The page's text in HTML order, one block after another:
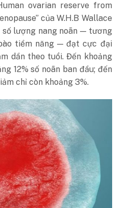
ovarian reserve from
của W.H.B Wallace
số lượng nang noãn — tương
tiềm năng — đạt cực đại
dần theo tuổi. Đến khoảng
12% số noãn ban đầu; đến
chỉ còn khoảng 3%.